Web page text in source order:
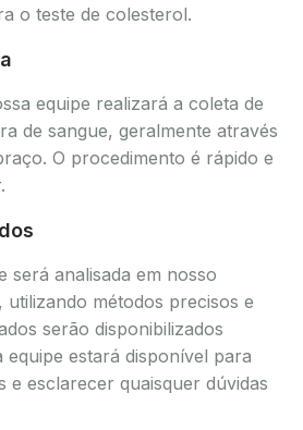
o teste de colesterol.
equipe realizará a coleta de
de sangue, geralmente através
O procedimento é rápido e
será analisada em nosso
métodos precisos e
serão disponibilizados
equipe estará disponível para
esclarecer quaisquer dúvidas